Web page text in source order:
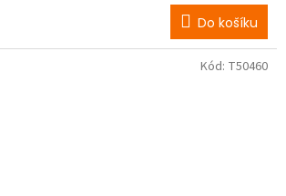
Do košíku
Kód: T50460